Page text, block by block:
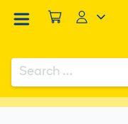
Search
for: